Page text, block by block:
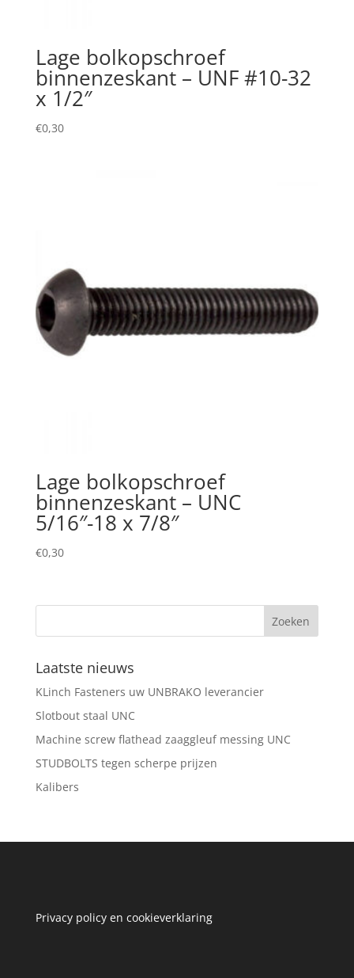
Lage bolkopschroef
binnenzeskant – UNF #10-32
x 1/2″
€0,30
Lage bolkopschroef
binnenzeskant – UNC
5/16″-18 x 7/8″
€0,30
Laatste nieuws
KLinch Fasteners uw UNBRAKO leverancier
Slotbout staal UNC
Machine screw flathead zaaggleuf messing UNC
STUDBOLTS tegen scherpe prijzen
Kalibers
Privacy policy en cookieverklaring